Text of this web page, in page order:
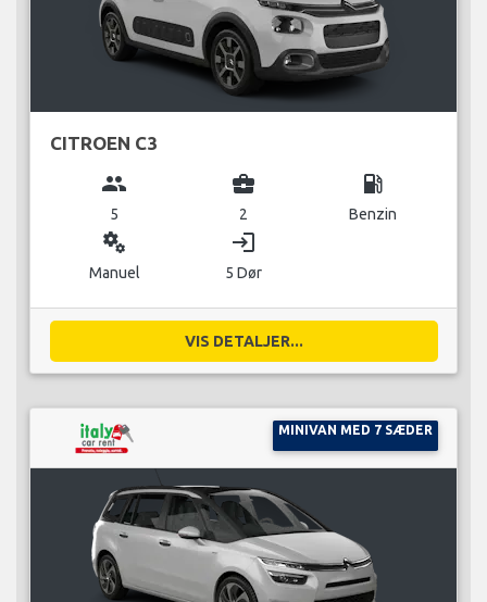
CITROEN C3
group
5
business_center
2
local_gas_station
Benzin
miscellaneous_services
Manuel
login
5 Dør
VIS DETALJER...
MINIVAN MED 7 SÆDER